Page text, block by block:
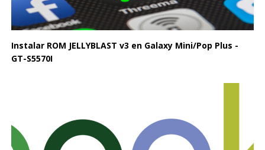
Instalar ROM JELLYBLAST v3 en Galaxy Mini/Pop Plus -
GT-S5570I